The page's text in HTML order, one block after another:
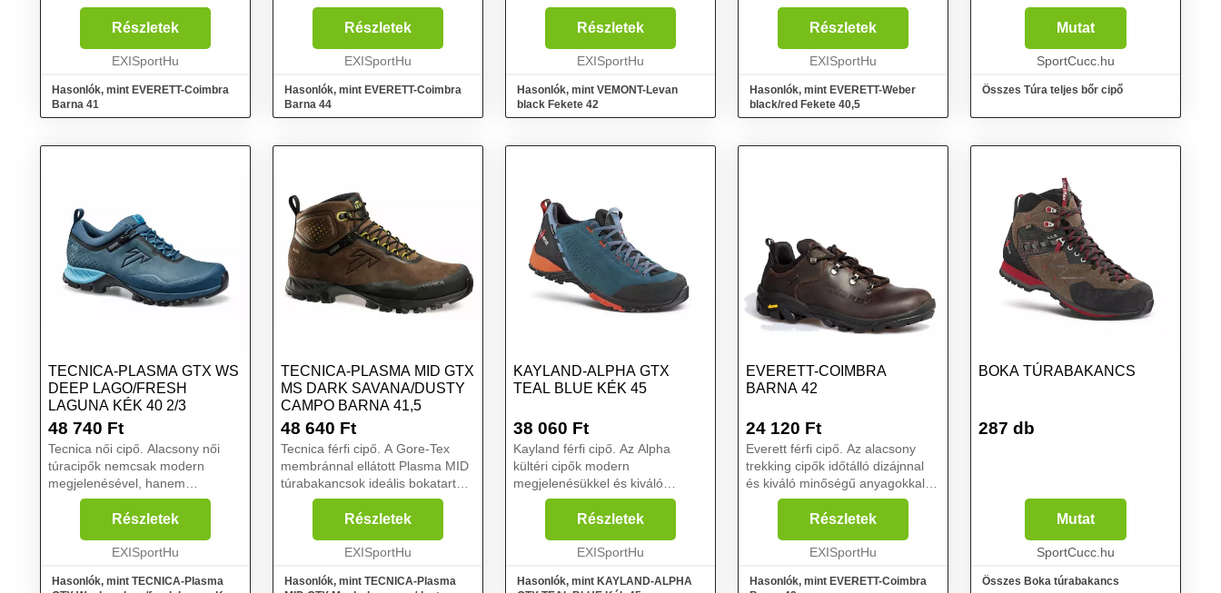
vonzóak. Ezenkívül a
túrabakancsok kiváló funkcionális
tulajdonságokkal is rendelkeznek.
A Coimbra trekk...
Részletek
EXISportHu
Hasonlók, mint EVERETT-Coimbra
Barna 41
vonzóak. Ezenkívül a
túrabakancsok kiváló funkcionális
tulajdonságokkal is rendelkeznek.
A Coimbra trekk...
Részletek
EXISportHu
Hasonlók, mint EVERETT-Coimbra
Barna 44
trekking cipő felső része háló és
szintetikus anyag kombinációja. A
háló kiváló légáramlást garantál.
A szintetik...
Részletek
EXISportHu
Hasonlók, mint VEMONT-Levan
black Fekete 42
trendekhez. Belső párnázás és
puha talpbetét gondoskodik a
kényelemről. A TexDryve
membrán vízállóságot és
Részletek
EXISportHu
Hasonlók, mint EVERETT-Weber
black/red Fekete 40,5
Mutat
SportCucc.hu
Összes Túra teljes bőr cipő
TECNICA-PLASMA GTX WS
DEEP LAGO/FRESH
LAGUNA KÉK 40 2/3
48 740 Ft
Tecnica női cipő. Alacsony női
túracipők nemcsak modern
megjelenésével, hanem
funkcionális jellemzőivel is
kitűnnek. A Tecnica
túrabakancsokat kifejezetten nők
számára tervezték. A Plasma
Részletek
EXISportHu
Hasonlók, mint TECNICA-Plasma
TECNICA-PLASMA MID GTX
MS DARK SAVANA/DUSTY
CAMPO BARNA 41,5
48 640 Ft
Tecnica férfi cipő. A Gore-Tex
membránnal ellátott Plasma MID
túrabakancsok ideális bokatartást
és nagyobb védelmet nyújtanak
technikai túrázáshoz. Igényesebb
terepen, hosszabb, akár több
napos útvon...
Részletek
EXISportHu
Hasonlók, mint TECNICA-Plasma
KAYLAND-ALPHA GTX
TEAL BLUE KÉK 45
38 060 Ft
Kayland férfi cipő. Az Alpha
kültéri cipők modern
megjelenésükkel és kiváló
funkcionális tulajdonságaikkal
vonzzák a figyelmet. Garanciát
jelentenek a teljesítményre és a
támogatásra a trekking során....
Részletek
EXISportHu
Hasonlók, mint KAYLAND-ALPHA
EVERETT-COIMBRA
BARNA 42
24 120 Ft
Everett férfi cipő. Az alacsony
trekking cipők időtálló dizájnnal
és kiváló minőségű anyagokkal
vonzóak. Ezenkívül a
túrabakancsok kiváló funkcionális
tulajdonságokkal is rendelkeznek.
A Coimbra trekk...
Részletek
EXISportHu
Hasonlók, mint EVERETT-Coimbra
BOKA TÚRABAKANCS
287 db
Mutat
SportCucc.hu
Összes Boka túrabakancs